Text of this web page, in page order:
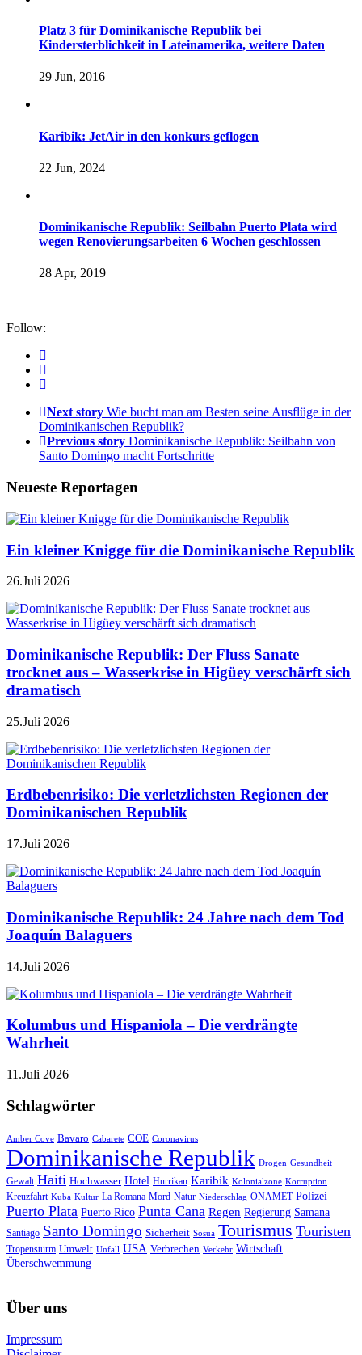
Platz 3 für Dominikanische Republik bei
Kindersterblichkeit in Lateinamerika, weitere Daten
29 Jun, 2016
Karibik: JetAir in den konkurs geflogen
22 Jun, 2024
Dominikanische Republik: Seilbahn Puerto Plata wird
wegen Renovierungsarbeiten 6 Wochen geschlossen
28 Apr, 2019
Follow:
Next story Wie bucht man am Besten seine Ausflüge in der
Dominikanischen Republik?
Previous story Dominikanische Republik: Seilbahn von
Santo Domingo macht Fortschritte
Neueste Reportagen
Ein kleiner Knigge für die Dominikanische Republik
26.Juli 2026
Dominikanische Republik: Der Fluss Sanate
trocknet aus – Wasserkrise in Higüey verschärft sich
dramatisch
25.Juli 2026
Erdbebenrisiko: Die verletzlichsten Regionen der
Dominikanischen Republik
17.Juli 2026
Dominikanische Republik: 24 Jahre nach dem Tod
Joaquín Balaguers
14.Juli 2026
Kolumbus und Hispaniola – Die verdrängte
Wahrheit
11.Juli 2026
Schlagwörter
Amber Cove Bavaro Cabarete COE Coronavirus
Dominikanische Republik Drogen Gesundheit
Gewalt Haiti Hochwasser Hotel Hurrikan Karibik Kolonialzone Korruption
Kreuzfahrt Kuba Kultur La Romana Mord Natur Niederschlag ONAMET Polizei
Puerto Plata Puerto Rico Punta Cana Regen Regierung Samana
Santiago Santo Domingo Sicherheit Sosua Tourismus Touristen
Tropensturm Umwelt Unfall USA Verbrechen Verkehr Wirtschaft
Überschwemmung
Über uns
Impressum